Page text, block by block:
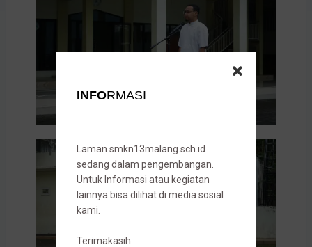
INFORMASI
Laman smkn13malang.sch.id
sedang dalam pengembangan.
Untuk Informasi atau kegiatan
lainnya bisa dilihat di media sosial
kami.
Terimakasih